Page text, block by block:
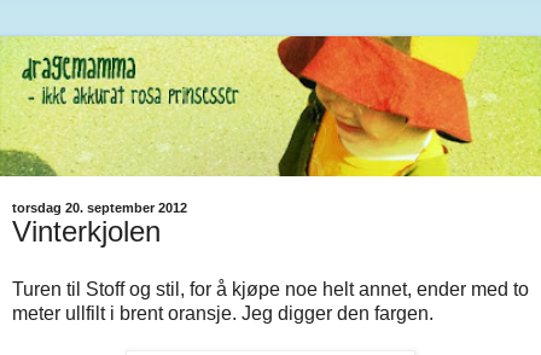
torsdag 20. september 2012
Vinterkjolen
Turen til Stoff og stil, for å kjøpe noe helt annet, ender med to
meter ullfilt i brent oransje. Jeg digger den fargen.